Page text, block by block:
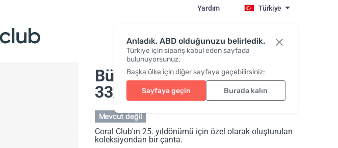
Anladık, ABD olduğunuzu belirledik.
Türkiye için sipariş kabul eden sayfada
bulunuyorsunuz.
Başka ülke için diğer sayfaya geçebilirsiniz:
Sayfaya geçin Burada kalın
Yardım Türkiye
Giriş / Katıl
Büyük el çantası, model,
33x42x10 cm
Mevcut değil
Coral Club'ın 25. yıldönümü için özel olarak oluşturulan
koleksiyondan bir çanta.